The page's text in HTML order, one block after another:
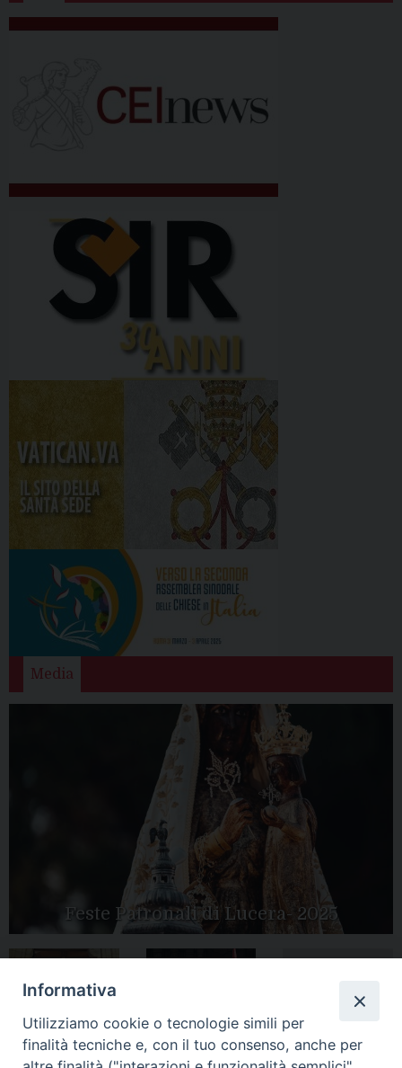
Media
Feste Patronali di Lucera- 2025
Apertura Anno
Giubilare 2025
Mariae in Diocesi
Tutte le gallery
Informativa
Utilizziamo cookie o tecnologie simili per
finalità tecniche e, con il tuo consenso, anche per